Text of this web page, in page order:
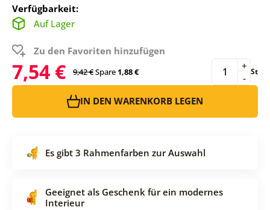
Verfügbarkeit:
Auf Lager
Zu den Favoriten hinzufügen
7,54 € 9,42 €Spare1,88 € -
+ St
IN DEN WARENKORB LEGEN
Es gibt 3 Rahmenfarben zur Auswahl
Geeignet als Geschenk für ein modernes
Interieur